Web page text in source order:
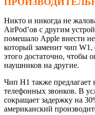
Никто и никогда не
AirPod’ов с другим
помешало Apple внести
который заменит чип W1,
этого достаточно, чтобы
наушников на другие.
Чип H1 также предлагает
телефонных звонков. В
сокращает задержку на
американский